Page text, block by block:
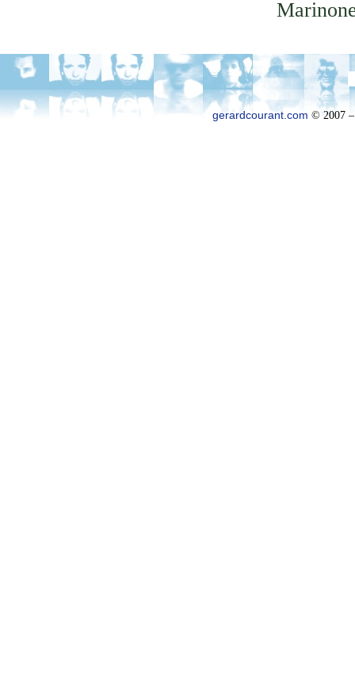
gerardcourant.com © 2007